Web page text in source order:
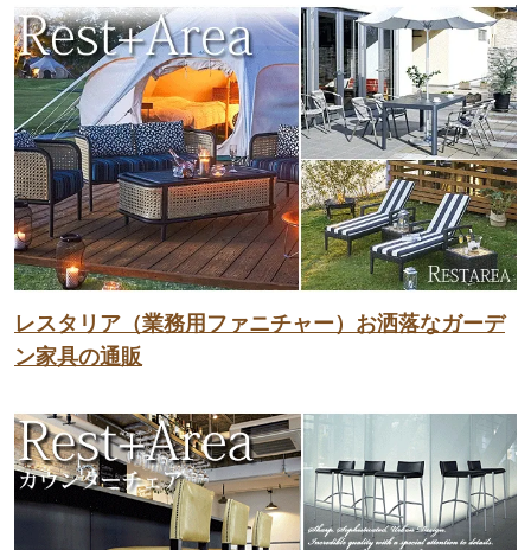
レスタリア（業務用ファニチャー）お洒落なガーデ
ン家具の通販